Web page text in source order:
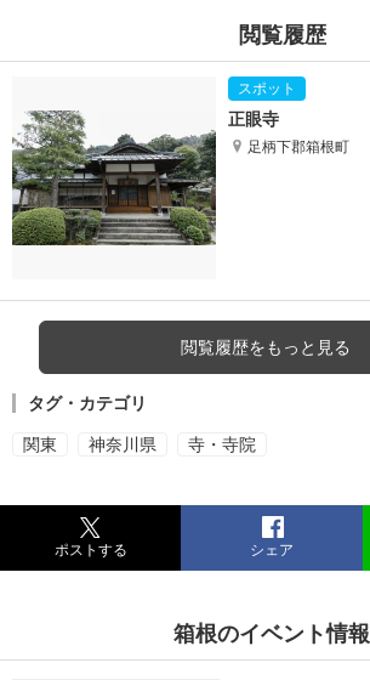
閲覧履歴
正眼寺
足柄下郡箱根町
閲覧履歴をもっと見る
タグ・カテゴリ
関東 神奈川県 寺・寺院
ポストする シェア
箱根のイベント情報